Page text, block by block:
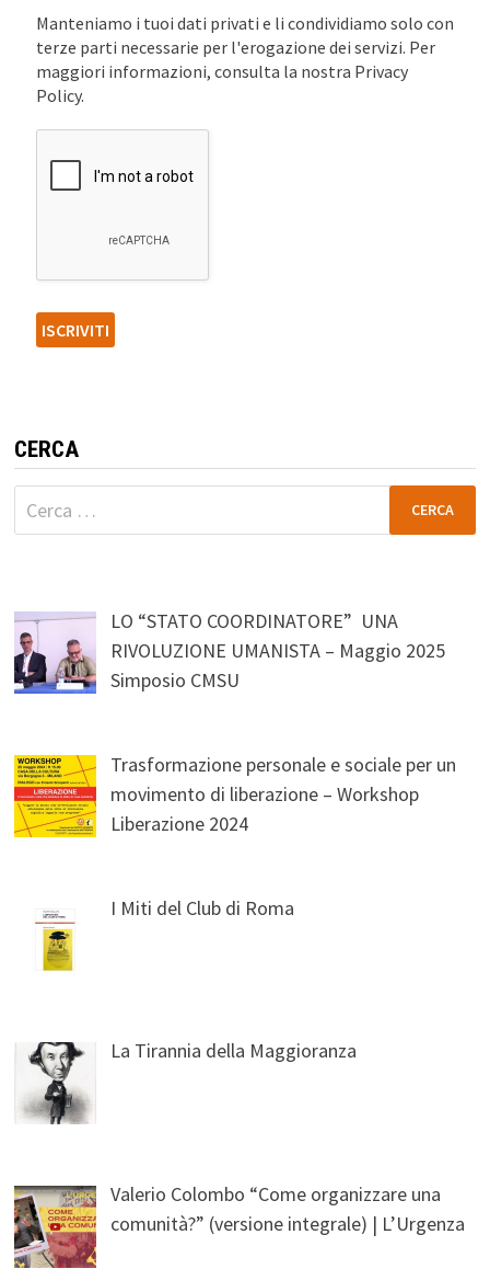
Manteniamo i tuoi dati privati e li condividiamo solo con
terze parti necessarie per l'erogazione dei servizi. Per
maggiori informazioni, consulta la nostra Privacy
Policy.
CERCA
Ricerca
per:
LO “STATO COORDINATORE” UNA
RIVOLUZIONE UMANISTA – Maggio 2025
Simposio CMSU
Trasformazione personale e sociale per un
movimento di liberazione – Workshop
Liberazione 2024
I Miti del Club di Roma
La Tirannia della Maggioranza
Valerio Colombo “Come organizzare una
comunità?” (versione integrale) | L’Urgenza